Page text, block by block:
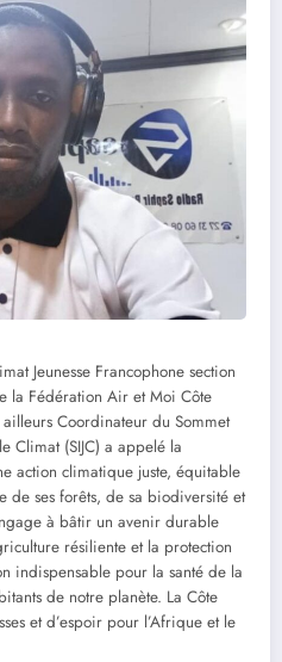
Jeunesse Francophone section
la Fédération Air et Moi Côte
Coordinateur du Sommet
Climat (SIJC) a appelé la
action climatique juste, équitable
de ses forêts, de sa biodiversité et
à bâtir un avenir durable
résiliente et la protection
indispensable pour la santé de la
de notre planète. La Côte
et d’espoir pour l’Afrique et le